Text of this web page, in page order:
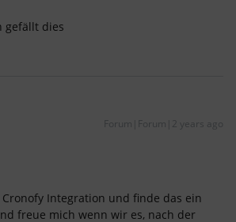
gefällt dies
Forum|Forum|2 years ago
Integration und finde das ein
freue mich wenn wir es, nach der